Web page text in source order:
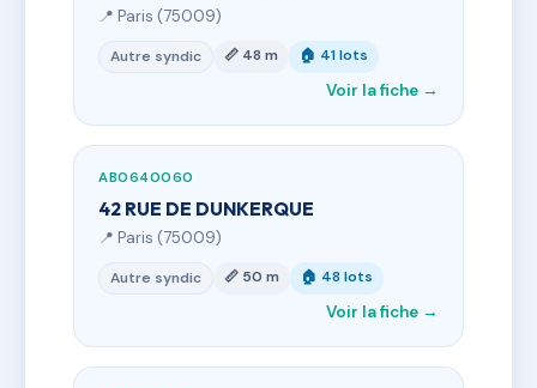
📍 Paris (75009)
Autre syndic 📏 48 m 🏠 41 lots
Voir la fiche →
AB0640060
42 RUE DE DUNKERQUE
📍 Paris (75009)
Autre syndic 📏 50 m 🏠 48 lots
Voir la fiche →